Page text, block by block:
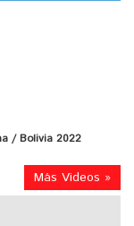
/ Bolivia 2022
Más Videos »